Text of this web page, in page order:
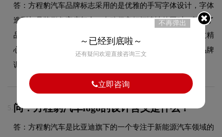
答：方程豹汽车品牌标志采用的是优雅的手写字体设计，字体
造型与品牌形象高度契合，在确保良好阅读性的同时，彰显了
品牌的工业硬核设计风格。字体的结构、粗细及间距都经过精
心考量，使整体标志在不同尺寸和场景下均能保持一致的品牌
调性。
5. 问：方程豹汽车logo的设计含义是什么？
答：方程豹汽车是比亚迪旗下的一个专注于新能源汽车领域的
不再弹出
～已经到底啦～
还有疑问欢迎直接咨询三文
立即咨询